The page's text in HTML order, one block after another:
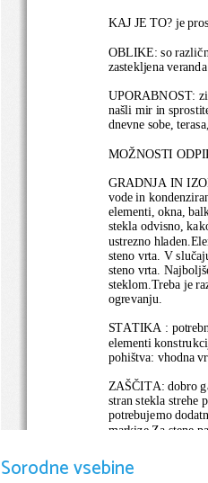
KAJ JE TO? je
OBLIKE: so
zastekljena
UPORABNOST:
našli mir in
dnevne sobe,
MOŽNOSTI
GRADNJA IN
vode in
elementi, okna,
stekla odvisno,
ustrezno
steno vrta. V
steno vrta.
steklom.Treba je
ogrevanju.
STATIKA :
elementi
pohištva: vhodna
ZAŠČITA: dobro
stran stekla strehe
potrebujemo
markize.Za stene
KORIST: ščiti
skozi vse leto,
Sorodne vsebine